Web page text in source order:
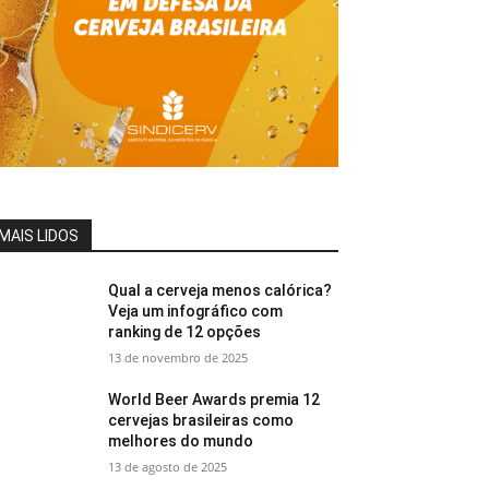
LIDOS
Qual a cerveja menos calórica?
Veja um infográfico com
ranking de 12 opções
13 de novembro de 2025
World Beer Awards premia 12
cervejas brasileiras como
melhores do mundo
13 de agosto de 2025